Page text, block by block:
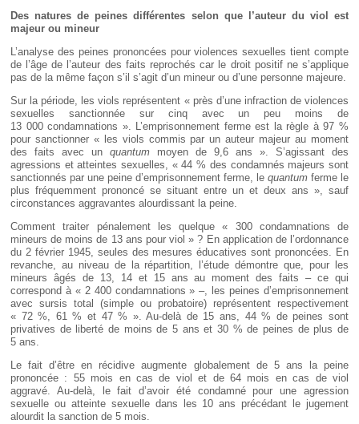
Des natures de peines différentes selon que l’auteur du viol est
majeur ou mineur
L’analyse des peines prononcées pour violences sexuelles tient compte
de l’âge de l’auteur des faits reprochés car le droit positif ne s’applique
pas de la même façon s’il s’agit d’un mineur ou d’une personne majeure.
Sur la période, les viols représentent « près d’une infraction de violences
sexuelles sanctionnée sur cinq avec un peu moins de
13 000 condamnations ». L’emprisonnement ferme est la règle à 97 %
pour sanctionner « les viols commis par un auteur majeur au moment
des faits avec un quantum moyen de 9,6 ans ». S’agissant des
agressions et atteintes sexuelles, « 44 % des condamnés majeurs sont
sanctionnés par une peine d’emprisonnement ferme, le quantum ferme le
plus fréquemment prononcé se situant entre un et deux ans », sauf
circonstances aggravantes alourdissant la peine.
Comment traiter pénalement les quelque « 300 condamnations de
mineurs de moins de 13 ans pour viol » ? En application de l’ordonnance
du 2 février 1945, seules des mesures éducatives sont prononcées. En
revanche, au niveau de la répartition, l’étude démontre que, pour les
mineurs âgés de 13, 14 et 15 ans au moment des faits – ce qui
correspond à « 2 400 condamnations » –, les peines d’emprisonnement
avec sursis total (simple ou probatoire) représentent respectivement
« 72 %, 61 % et 47 % ». Au-delà de 15 ans, 44 % de peines sont
privatives de liberté de moins de 5 ans et 30 % de peines de plus de
5 ans.
Le fait d’être en récidive augmente globalement de 5 ans la peine
prononcée : 55 mois en cas de viol et de 64 mois en cas de viol
aggravé. Au-delà, le fait d’avoir été condamné pour une agression
sexuelle ou atteinte sexuelle dans les 10 ans précédant le jugement
alourdit la sanction de 5 mois.